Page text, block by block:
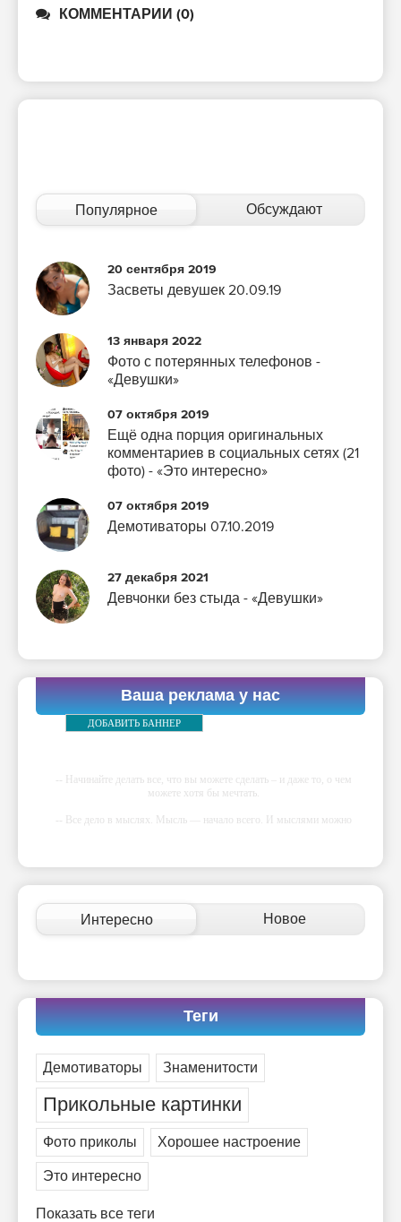
КОММЕНТАРИИ (0)
Популярное Обсуждают
20 сентября 2019
Засветы девушек 20.09.19
13 января 2022
Фото с потерянных телефонов -
«Девушки»
07 октября 2019
Ещё одна порция оригинальных
комментариев в социальных сетях (21
фото) - «Это интересно»
07 октября 2019
Демотиваторы 07.10.2019
27 декабря 2021
Девчонки без стыда - «Девушки»
Ваша реклама у нас
ДОБАВИТЬ БАННЕР
-- Начинайте делать все, что вы можете сделать – и даже то, о чем
можете хотя бы мечтать.
-- Все дело в мыслях. Мысль — начало всего. И мыслями можно
которую вы сами себе придумали.
-- Самое большое богатство — это ум. Самая большая нищета —
глупость. Из всех страхов самый пугающий — самолюбование.
его дал.
-- Люблю давать советы и очень не люблю, когда их дают мне.
Интересно Новое
Теги
Демотиваторы Знаменитости
Прикольные картинки
Фото приколы
Хорошее настроение
Это интересно
Показать все теги